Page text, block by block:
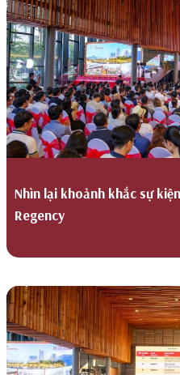
Nhìn lại khoảnh khắc sự
Regency